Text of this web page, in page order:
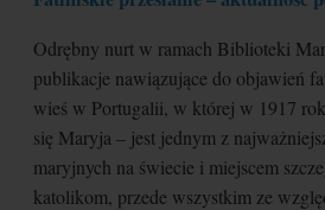
Odrębny nurt w ramach Biblioteki
publikacje nawiązujące do objawień
wieś w Portugalii, w której w 1917
się Maryja – jest jednym z
maryjnych na świecie i miejscem
katolikom, przede wszystkim ze